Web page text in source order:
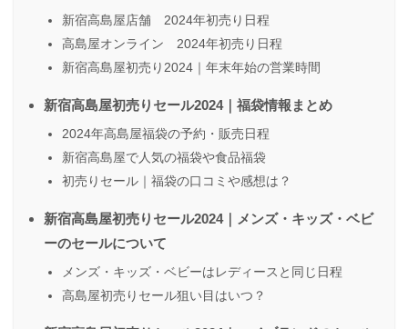
新宿高島屋店舗 2024年初売り日程
高島屋オンライン 2024年初売り日程
新宿高島屋初売り2024｜年末年始の営業時間
新宿高島屋初売りセール2024｜福袋情報まとめ
2024年高島屋福袋の予約・販売日程
新宿高島屋で人気の福袋や食品福袋
初売りセール｜福袋の口コミや感想は？
新宿高島屋初売りセール2024｜メンズ・キッズ・ベビ
ーのセールについて
メンズ・キッズ・ベビーはレディースと同じ日程
高島屋初売りセール狙い目はいつ？